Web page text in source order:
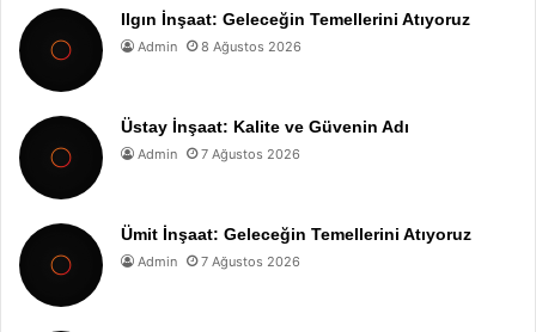
Ilgın İnşaat: Geleceğin Temellerini Atıyoruz
Admin 8 Ağustos 2026
Üstay İnşaat: Kalite ve Güvenin Adı
Admin 7 Ağustos 2026
Ümit İnşaat: Geleceğin Temellerini Atıyoruz
Admin 7 Ağustos 2026